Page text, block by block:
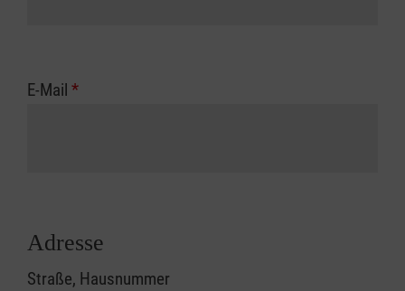
E-Mail *
Adresse
Straße, Hausnummer